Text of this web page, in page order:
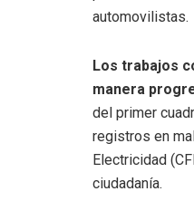
automovilistas.
Los trabajos
manera
del primer
registros en
Electricidad
ciudadanía.